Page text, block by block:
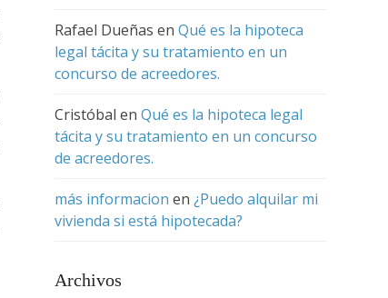
Rafael Dueñas en Qué es la hipoteca
legal tácita y su tratamiento en un
concurso de acreedores.
Cristóbal en Qué es la hipoteca legal
tácita y su tratamiento en un concurso
de acreedores.
más informacion en ¿Puedo alquilar mi
vivienda si está hipotecada?
Archivos